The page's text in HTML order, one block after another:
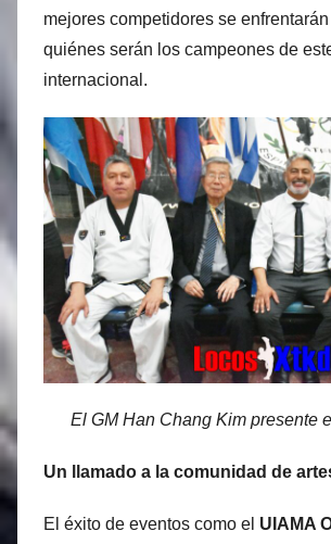
mejores competidores se
quiénes serán los campeones de
internacional.
El GM Han Chang Kim presente
Un llamado a la comunidad de
El éxito de eventos como el UIAMA